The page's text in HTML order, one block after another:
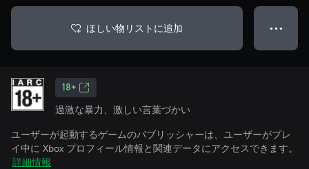
ほしい物リストに追加 ● ● ●
18+
過激な暴力、激しい言葉づかい
ユーザーが起動するゲームのパブリッシャーは、ユーザーがプレ
イ中に Xbox プロフィール情報と関連データにアクセスできます。
詳細情報